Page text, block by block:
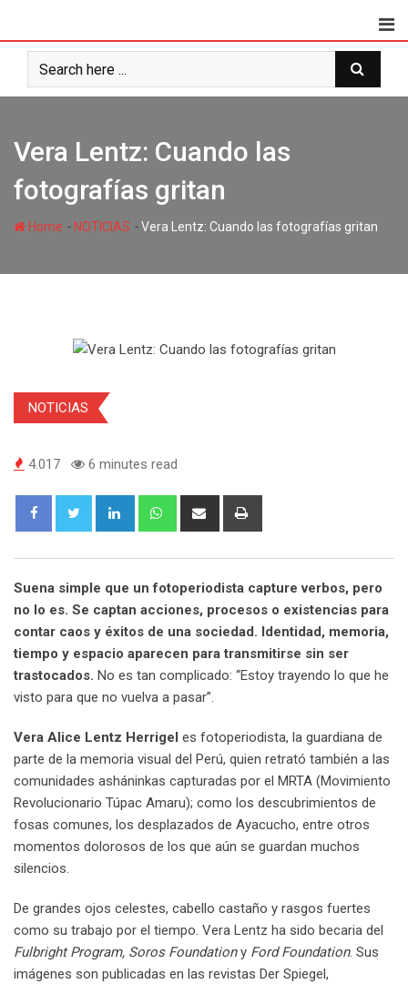
Vera Lentz: Cuando las
fotografías gritan
Home - NOTICIAS -Vera Lentz: Cuando las fotografías gritan
NOTICIAS
4.017 6 minutes read
Suena simple que un fotoperiodista capture verbos, pero
no lo es. Se captan acciones, procesos o existencias para
contar caos y éxitos de una sociedad. Identidad, memoria,
tiempo y espacio aparecen para transmitirse sin ser
trastocados. No es tan complicado: “Estoy trayendo lo que he
visto para que no vuelva a pasar”.
Vera Alice Lentz Herrigel es fotoperiodista, la guardiana de
parte de la memoria visual del Perú, quien retrató también a las
comunidades asháninkas capturadas por el MRTA (Movimiento
Revolucionario Túpac Amaru); como los descubrimientos de
fosas comunes, los desplazados de Ayacucho, entre otros
momentos dolorosos de los que aún se guardan muchos
silencios.
De grandes ojos celestes, cabello castaño y rasgos fuertes
como su trabajo por el tiempo. Vera Lentz ha sido becaria del
Fulbright Program, Soros Foundationy Ford Foundation. Sus
imágenes son publicadas en las revistas Der Spiegel,